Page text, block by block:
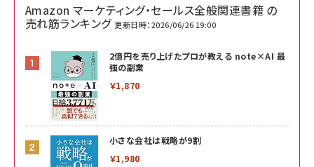
Amazon マーケティング・セールス全般関連書籍 の
売れ筋ランキング 更新日時：2026/06/26 19:00
2億円を売り上げたプロが教える note×AI 最
強の副業
￥1,870
小さな会社は戦略が9割
￥1,980